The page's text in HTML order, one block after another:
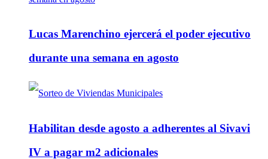
Lucas Marenchino ejercerá el poder ejecutivo
durante una semana en agosto
Habilitan desde agosto a adherentes al Sivavi
IV a pagar m2 adicionales